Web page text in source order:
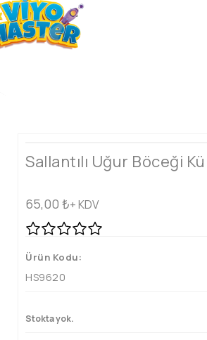
Sallantılı Uğur Böceği
65,00 ₺+ KDV
Ürün Kodu:
HS9620
Stokta yok.